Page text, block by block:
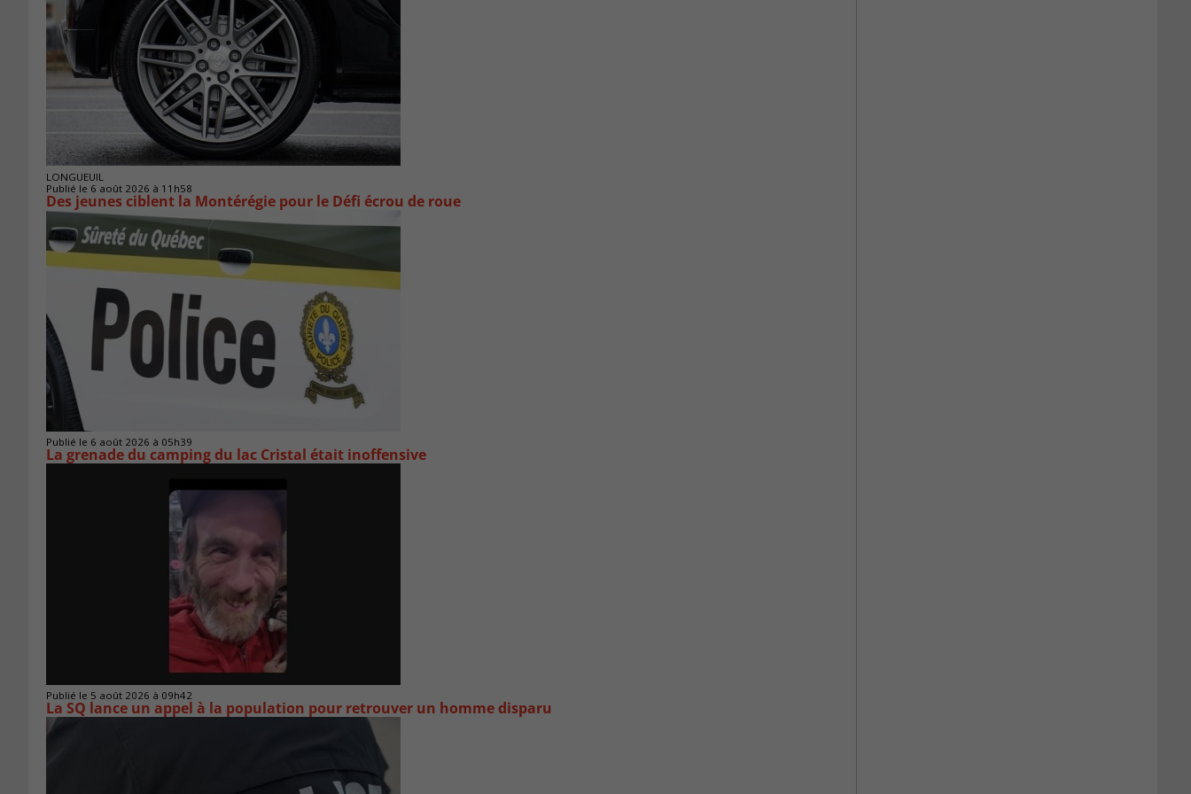
LONGUEUIL
Publié le 6 août 2026 à 11h58
Des jeunes ciblent la Montérégie pour le Défi écrou de roue
Publié le 6 août 2026 à 05h39
La grenade du camping du lac Cristal était inoffensive
Publié le 5 août 2026 à 09h42
La SQ lance un appel à la population pour retrouver un homme disparu